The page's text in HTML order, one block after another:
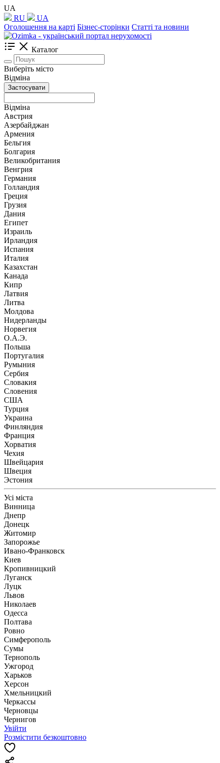
UA
RU
UA
Оголошення на карті Бізнес-сторінки Статті та новини
Каталог
Виберіть місто
Відміна
Застосувати
Відміна
Австрия
Азербайджан
Армения
Бельгия
Болгария
Великобритания
Венгрия
Германия
Голландия
Греция
Грузия
Дания
Египет
Израиль
Ирландия
Испания
Италия
Казахстан
Канада
Кипр
Латвия
Литва
Молдова
Нидерланды
Норвегия
О.А.Э.
Польша
Португалия
Румыния
Сербия
Словакия
Словения
США
Турция
Украина
Финляндия
Франция
Хорватия
Чехия
Швейцария
Швеция
Эстония
Усі міста
Винница
Днепр
Донецк
Житомир
Запорожье
Ивано-Франковск
Киев
Кропивницкий
Луганск
Луцк
Львов
Николаев
Одесса
Полтава
Ровно
Симферополь
Сумы
Тернополь
Ужгород
Харьков
Херсон
Хмельницкий
Черкассы
Чернoвцы
Чернигов
Увійти
Розмістити безкоштовно